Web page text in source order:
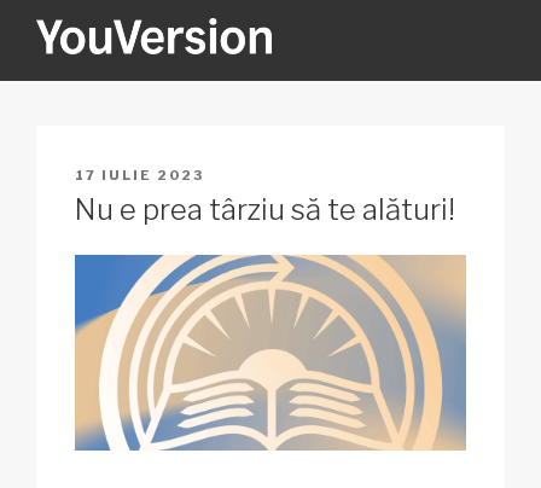
YOUVERSION
PUBLICAT
PE
17 IULIE 2023
Nu e prea târziu să te alături!